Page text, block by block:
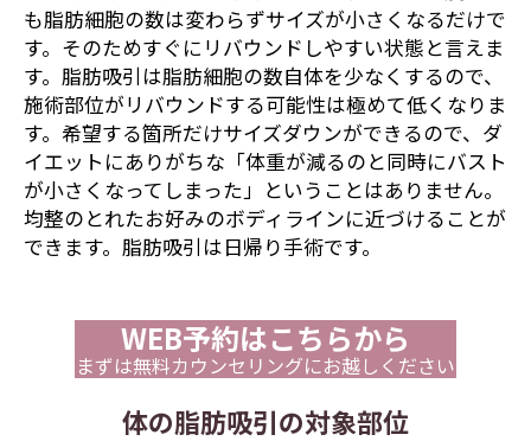
も脂肪細胞の数は変わらずサイズが小さくなるだけで
す。そのためすぐにリバウンドしやすい状態と言えま
す。脂肪吸引は脂肪細胞の数自体を少なくするので、
施術部位がリバウンドする可能性は極めて低くなりま
す。希望する箇所だけサイズダウンができるので、ダ
イエットにありがちな「体重が減るのと同時にバスト
が小さくなってしまった」ということはありません。
均整のとれたお好みのボディラインに近づけることが
できます。脂肪吸引は日帰り手術です。
WEB予約はこちらから
まずは無料カウンセリングにお越しください
体の脂肪吸引の対象部位